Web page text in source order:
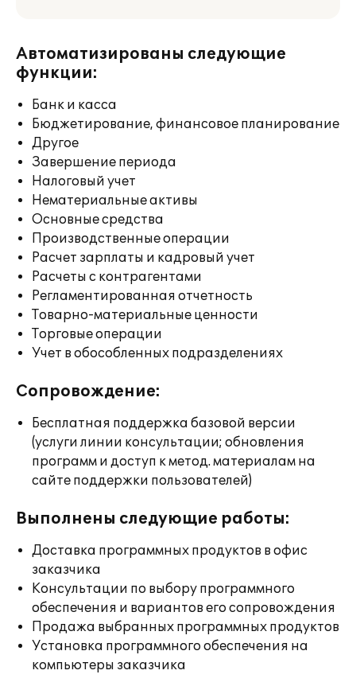
Автоматизированы следующие
функции:
Банк и касса
Бюджетирование, финансовое планирование
Другое
Завершение периода
Налоговый учет
Нематериальные активы
Основные средства
Производственные операции
Расчет зарплаты и кадровый учет
Расчеты с контрагентами
Регламентированная отчетность
Товарно-материальные ценности
Торговые операции
Учет в обособленных подразделениях
Сопровождение:
Бесплатная поддержка базовой версии
(услуги линии консультации; обновления
программ и доступ к метод. материалам на
сайте поддержки пользователей)
Выполнены следующие работы:
Доставка программных продуктов в офис
заказчика
Консультации по выбору программного
обеспечения и вариантов его сопровождения
Продажа выбранных программных продуктов
Установка программного обеспечения на
компьютеры заказчика